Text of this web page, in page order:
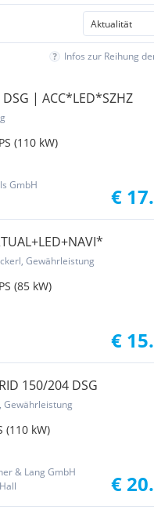
Infos zur Reihung
| ACC*LED*SZHZ
PS (110 kW)
GmbH
€
Gewährleistung
PS (85 kW)
€
150/204 DSG
Gewährleistung
(110 kW)
& Lang GmbH
€